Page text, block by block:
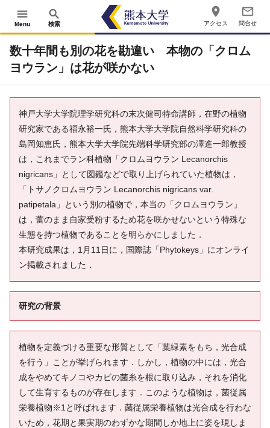
menu
Menu
search
検索
place
アクセス
mail_outline
問合せ
数十年間も別の花を勘違い 本物の「クロム
ヨウラン」は花が咲かない
神戸大学大学院理学研究科の末次健司特命講師，在野の植物
研究家である福永裕一氏，熊本大学大学院自然科学研究科の
島岡知恵氏，熊本大学大学院先端科学研究部の澤進一郎教授
は，これまでラン科植物「クロムヨウラン Lecanorchis
nigricans」として図鑑などで取り上げられていた植物は，
「トサノクロムヨウラン Lecanorchis nigricans var.
patipetala」という別の植物で，本当の「クロムヨウラン」
は，蕾のまま自家受粉するため花を咲かせないという特殊な
生態を持つ植物であることを明らかにしました．
本研究成果は，1月11日に，国際誌「Phytokeys」にオンライ
ン掲載されました．
研究の背景
植物を定義づける重要な形質として「葉緑素をもち，光合成
を行う」ことが挙げられます．しかし，植物の中には，光合
成をやめてキノコやカビの菌糸を根に取り込み，それを消化
して生育するものが存在します．このような植物は，菌従属
栄養植物※1と呼ばれます．菌従属栄養植物は光合成を行わな
いため，花期と果実期のわずかな期間しか地上に姿を現しま